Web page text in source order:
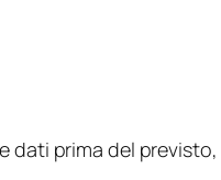
dati prima del